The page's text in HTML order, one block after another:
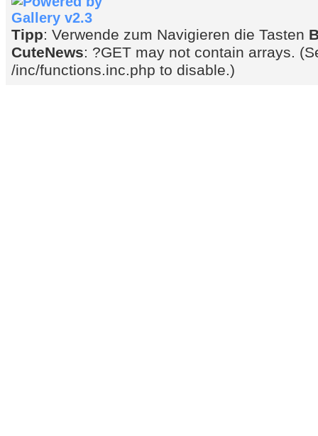
Tipp: Verwende zum Navigieren die Tasten
CuteNews: ?GET may not contain arrays.
/inc/functions.inc.php to disable.)